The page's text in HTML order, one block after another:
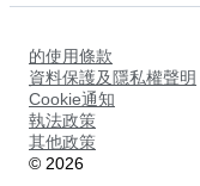
的使用條款
資料保護及隱私權聲明
Cookie通知
執法政策
其他政策
© 2026